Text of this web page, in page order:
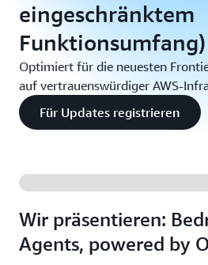
eingeschränktem
Funktionsumfang)
Optimiert für die neuesten
auf vertrauenswürdiger AWS-
Für Updates registrieren
Wir präsentieren:
Agents, powered by